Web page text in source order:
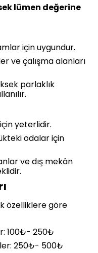
lümen değerine
için uygundur.
ve çalışma alanları
parlaklık
yeterlidir.
odalar için
ve dış mekân
özelliklere göre
100₺- 250₺
250₺- 500₺